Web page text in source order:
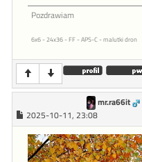
Pozdrawiam
6x6 - 24x36 - FF - APS-C - malutki dron
mr.ra66it
2025-10-11, 23:08